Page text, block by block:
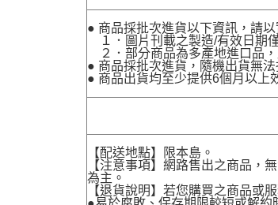
● 商品採批次進貨以下資訊，請以
１．圖片刊載之製造/有效日期
２．部分商品為多產地進口品
● 商品採批次進貨，隨機出貨無
● 商品出貨均至少提供6個月以上
【配送地點】限本島。
【注意事項】網路售出之商品，
為主。
【退貨說明】若您購買之商品或